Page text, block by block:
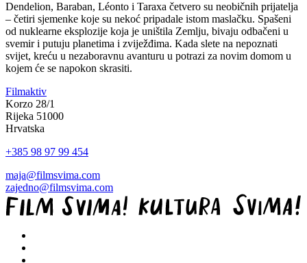
Dendelion, Baraban, Léonto i Taraxa četvero su neobičnih prijatelja
– četiri sjemenke koje su nekoć pripadale istom maslačku. Spašeni
od nuklearne eksplozije koja je uništila Zemlju, bivaju odbačeni u
svemir i putuju planetima i zviježđima. Kada slete na nepoznati
svijet, kreću u nezaboravnu avanturu u potrazi za novim domom u
kojem će se napokon skrasiti.
Filmaktiv
Korzo 28/1
Rijeka 51000
Hrvatska
+385 98 97 99 454
maja@filmsvima.com
zajedno@filmsvima.com